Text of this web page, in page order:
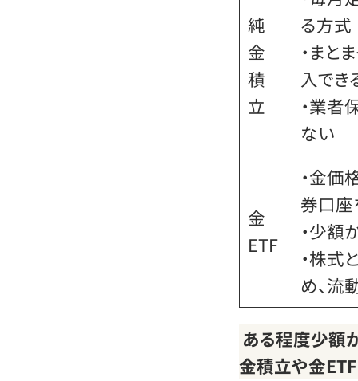
純
金
積
立
る方式
・まと
入でき
・業者
ない
金
ETF
・金価
券口座
・少額
・株式
め、流
ある程度少額
金積立や金